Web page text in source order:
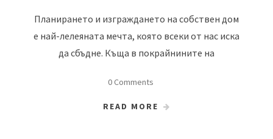
Планирането и изграждането на собствен дом
е най-лелеяната мечта, която всеки от нас иска
да сбъдне. Къща в покрайнините на
0 Comments
READ MORE